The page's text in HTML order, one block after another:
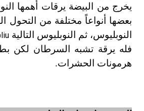
يخرج من البيضة يرقات أهمها
بعضها أنواعاً مختلفة من التحول
النوبليوس، ثم النوبليوس التالية
فله يرقة تشبه السرطان لكن
هرمونات الحشرات.